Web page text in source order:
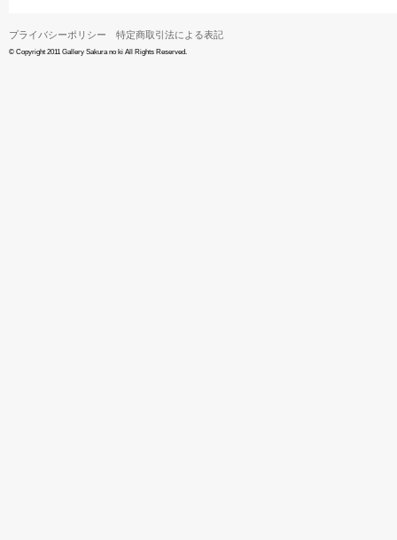
プライバシーポリシー 特定商取引法による表記
© Copyright 2011 Gallery Sakura no ki All Rights Reserved.